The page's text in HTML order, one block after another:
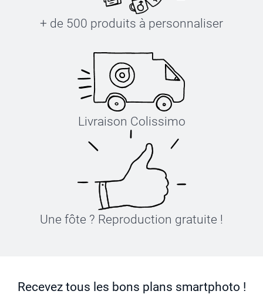
+ de 500 produits à personnaliser
Livraison Colissimo
Une fôte ? Reproduction gratuite !
Recevez tous les bons plans smartphoto !